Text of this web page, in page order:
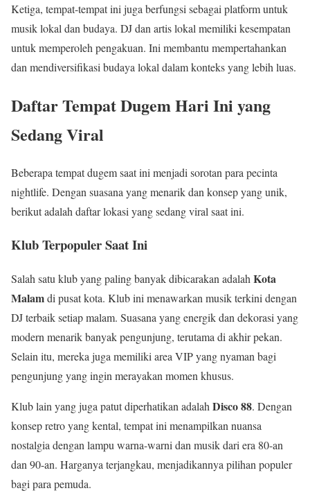
Ketiga, tempat-tempat ini juga berfungsi sebagai platform untuk
musik lokal dan budaya. DJ dan artis lokal memiliki kesempatan
untuk memperoleh pengakuan. Ini membantu mempertahankan
dan mendiversifikasi budaya lokal dalam konteks yang lebih luas.
Daftar Tempat Dugem Hari Ini yang
Sedang Viral
Beberapa tempat dugem saat ini menjadi sorotan para pecinta
nightlife. Dengan suasana yang menarik dan konsep yang unik,
berikut adalah daftar lokasi yang sedang viral saat ini.
Klub Terpopuler Saat Ini
Salah satu klub yang paling banyak dibicarakan adalah Kota
Malamdi pusat kota. Klub ini menawarkan musik terkini dengan
DJ terbaik setiap malam. Suasana yang energik dan dekorasi yang
modern menarik banyak pengunjung, terutama di akhir pekan.
Selain itu, mereka juga memiliki area VIP yang nyaman bagi
pengunjung yang ingin merayakan momen khusus.
Klub lain yang juga patut diperhatikan adalah Disco 88. Dengan
konsep retro yang kental, tempat ini menampilkan nuansa
nostalgia dengan lampu warna-warni dan musik dari era 80-an
dan 90-an. Harganya terjangkau, menjadikannya pilihan populer
bagi para pemuda.